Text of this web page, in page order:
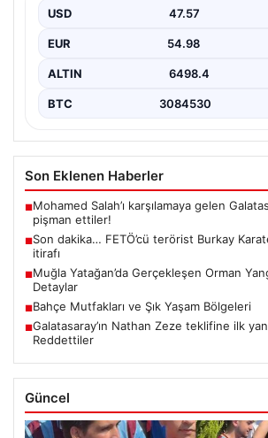
Afyonkarahisar, Eskişehir ve Muğla
müdürlüklerince yürütülen ortak çalışma
USD 47.57
EUR 54.98
ALTIN 6498.4
BTC 3084530
Son Eklenen Haberler
■Mohamed Salah’ı karşılamaya gelen
pişman ettiler!
■Son dakika… FETÖ’cü terörist Burkay
itirafı
■Muğla Yatağan’da Gerçekleşen Orman
Detaylar
■Bahçe Mutfakları ve Şık Yaşam Bölgeleri
■Galatasaray’ın Nathan Zeze teklifine ilk
Reddettiler
Güncel